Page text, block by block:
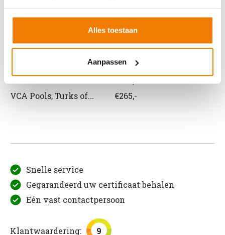
Alles toestaan
Aanpassen
VCA andere taal
Prijs
VCA Pools, Turks of...
€265,-
Snelle service
Gegarandeerd uw certificaat behalen
Eén vast contactpersoon
Klantwaardering: 9